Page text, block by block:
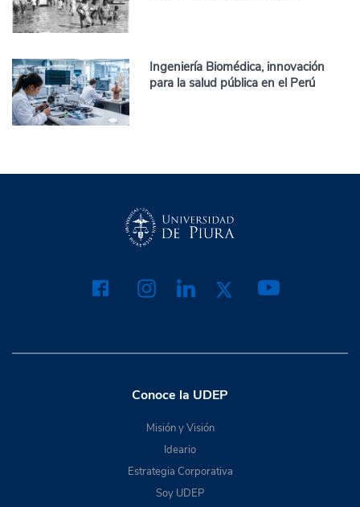
Ingeniería Biomédica, innovación
para la salud pública en el Perú
Conoce la UDEP
Misión y Visión
Ideario
Estrategia Corporativa
Soy UDEP